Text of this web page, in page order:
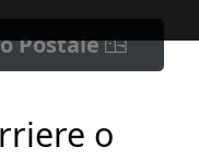
Postale
o